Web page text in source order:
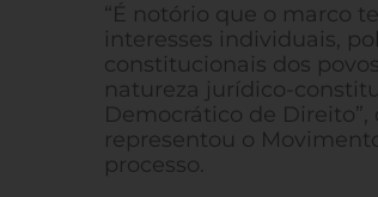
“É notório que o marco
interesses individuais,
constitucionais dos
natureza jurídico-
Democrático de
representou o
processo.